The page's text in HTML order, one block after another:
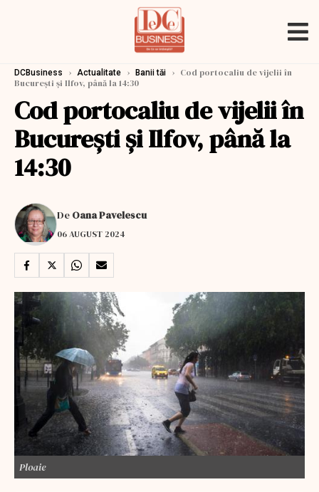
DCBusiness › Actualitate › Banii tăi › Cod portocaliu de vijelii în
Bucureşti şi Ilfov, până la 14:30
Cod portocaliu de vijelii în
Bucureşti şi Ilfov, până la
14:30
De Oana Pavelescu
06 AUGUST 2024
Ploaie